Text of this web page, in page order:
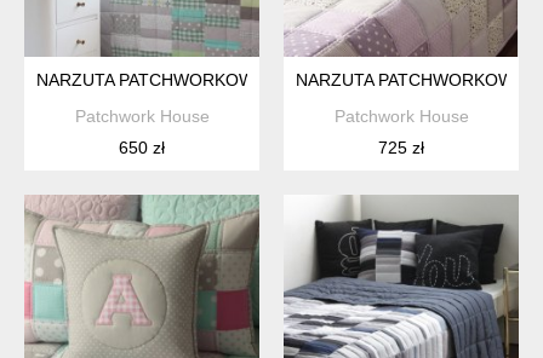
NARZUTA PATCHWORKOWA HORD ZIELONA 145 X 215 CM
Patchwork House
650 zł
NARZUTA PATCHWORKOWA
Patchwork House
725 zł